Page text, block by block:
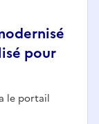
pour
le portail